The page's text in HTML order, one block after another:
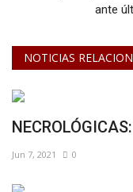
ante
NOTICIAS
Jun 7, 2021 0